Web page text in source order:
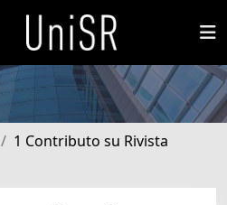
1 Contributo su Rivista